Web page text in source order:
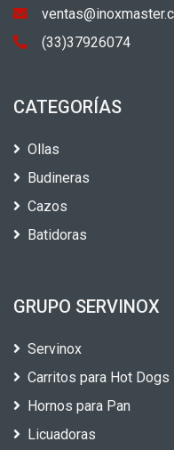
(33)37926074
CATEGORÍAS
Ollas
Budineras
Cazos
Batidoras
GRUPO SERVINOX
Servinox
Carritos para Hot Dogs
Hornos para Pan
Licuadoras